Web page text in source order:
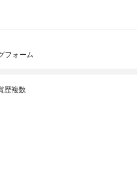
フォーム
歴複数